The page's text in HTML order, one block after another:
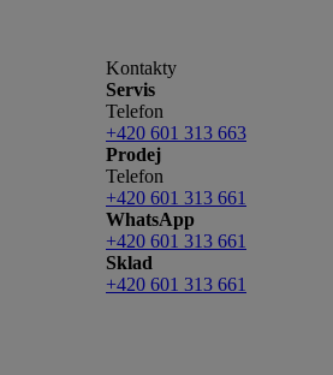
Kontakty
Servis
Telefon
+420 601 313 663
Prodej
Telefon
+420 601 313 661
WhatsApp
+420 601 313 661
Sklad
+420 601 313 661